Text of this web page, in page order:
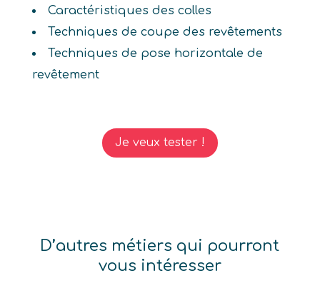
Caractéristiques des colles
Techniques de coupe des revêtements
Techniques de pose horizontale de
revêtement
Je veux tester !
D’autres métiers qui pourront
vous intéresser